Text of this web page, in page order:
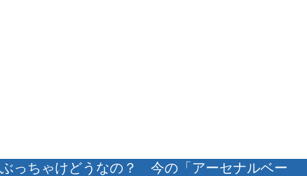
ぶっちゃけどうなの？ 今の「アーセナルベー